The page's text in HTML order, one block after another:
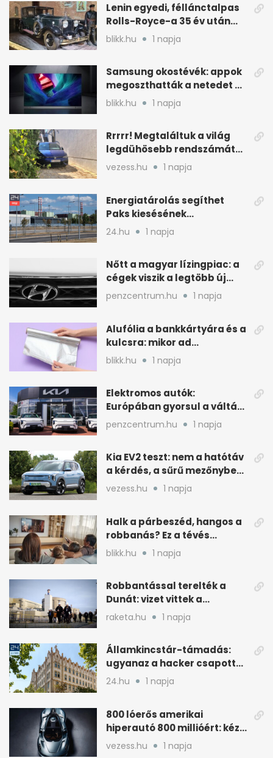
Lenin egyedi, féllánctalpas
Rolls-Royce-a 35 év után
kijött a garázsból
blikk.hu 1 napja
Samsung okostévék: appok
megoszthatták a netedet a
tudtod nélkül
blikk.hu 1 napja
Rrrrr! Megtaláltuk a világ
legdühösebb rendszámát
és az árát is
vezess.hu 1 napja
Energiatárolás segíthet
Paks kiesésének
áthidalásában
Magyarországon
24.hu 1 napja
Nőtt a magyar lízingpiac: a
cégek viszik a legtöbb új
autót 2024-ben
penzcentrum.hu 1 napja
Alufólia a bankkártyára és a
kulcsra: mikor ad
pluszvédelmet?
blikk.hu 1 napja
Elektromos autók:
Európában gyorsul a váltás,
Magyarország
lemaradóban
penzcentrum.hu 1 napja
Kia EV2 teszt: nem a hatótáv
a kérdés, a sűrű mezőnyben
dől el
vezess.hu 1 napja
Halk a párbeszéd, hangos a
robbanás? Ez a tévés
beállítás segít
blikk.hu 1 napja
Robbantással terelték a
Dunát: vizet vittek a
cernavodai atomerőmű felé
raketa.hu 1 napja
Államkincstár-támadás:
ugyanaz a hacker csapott
le, mint Romániában
24.hu 1 napja
800 lóerős amerikai
hiperautó 800 millióért: kézi
váltóval jön
vezess.hu 1 napja